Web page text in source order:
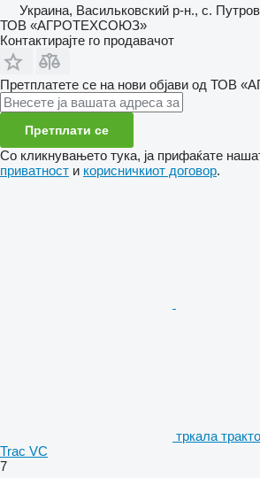
Украина, Васильковский р-н., с.
ТОВ «АГРОТЕХСОЮЗ»
Контактирајте го продавачот
Претплатете се на нови објави од ТОВ
Претплати се
Со кликнувањето тука, ја прифаќате
приватност и корисничкиот договор.
тркала
Trac VC
7